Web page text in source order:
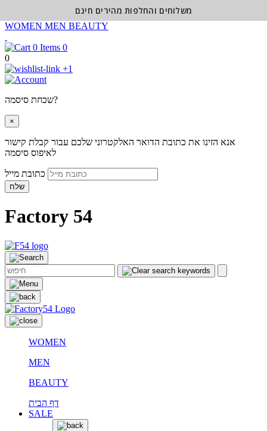
WOMEN MEN BEAUTY
0
0
+1
שכחת סיסמה?
×
אנא הזינו את כתובת הדואר האלקטרוני שלכם עבור קבלת קישור
לאיפוס סיסמה
שלח
Factory 54
WOMEN
MEN
BEAUTY
דף הבית
SALE
משלוחים והחלפות מהירים חינם